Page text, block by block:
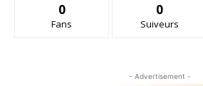
0
Fans
0
Suiveurs
- Advertisement -